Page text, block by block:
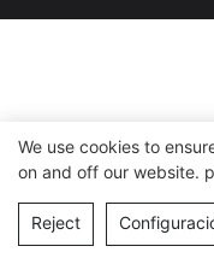
We use cookies to
on and off our website.
Reject